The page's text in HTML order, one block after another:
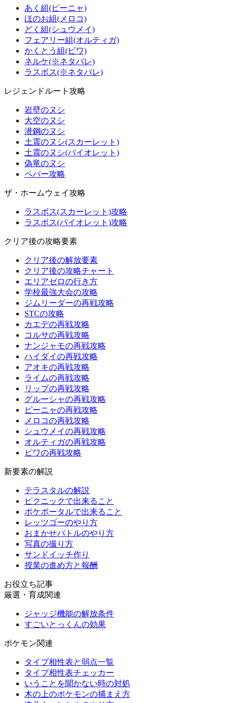
あく組(ピーニャ)
ほのお組(メロコ)
どく組(シュウメイ)
フェアリー組(オルティガ)
かくとう組(ビワ)
ネルケ(※ネタバレ)
ラスボス(※ネタバレ)
レジェンドルート攻略
岩壁のヌシ
大空のヌシ
潜鋼のヌシ
土震のヌシ(スカーレット)
土震のヌシ(バイオレット)
偽竜のヌシ
ペパー攻略
ザ・ホームウェイ攻略
ラスボス(スカーレット)攻略
ラスボス(バイオレット)攻略
クリア後の攻略要素
クリア後の解放要素
クリア後の攻略チャート
エリアゼロの行き方
学校最強大会の攻略
ジムリーダーの再戦攻略
STCの攻略
カエデの再戦攻略
コルサの再戦攻略
ナンジャモの再戦攻略
ハイダイの再戦攻略
アオキの再戦攻略
ライムの再戦攻略
リップの再戦攻略
グルーシャの再戦攻略
ピーニャの再戦攻略
メロコの再戦攻略
シュウメイの再戦攻略
オルティガの再戦攻略
ビワの再戦攻略
新要素の解説
テラスタルの解説
ピクニックで出来ること
ポケポータルで出来ること
レッツゴーのやり方
おまかせバトルのやり方
写真の撮り方
サンドイッチ作り
授業の進め方と報酬
お役立ち記事
厳選・育成関連
ジャッジ機能の解放条件
すごいとっくんの効果
ポケモン関連
タイプ相性表と弱点一覧
タイプ相性表チェッカー
いうことを聞かない時の対処
木の上のポケモンの捕まえ方